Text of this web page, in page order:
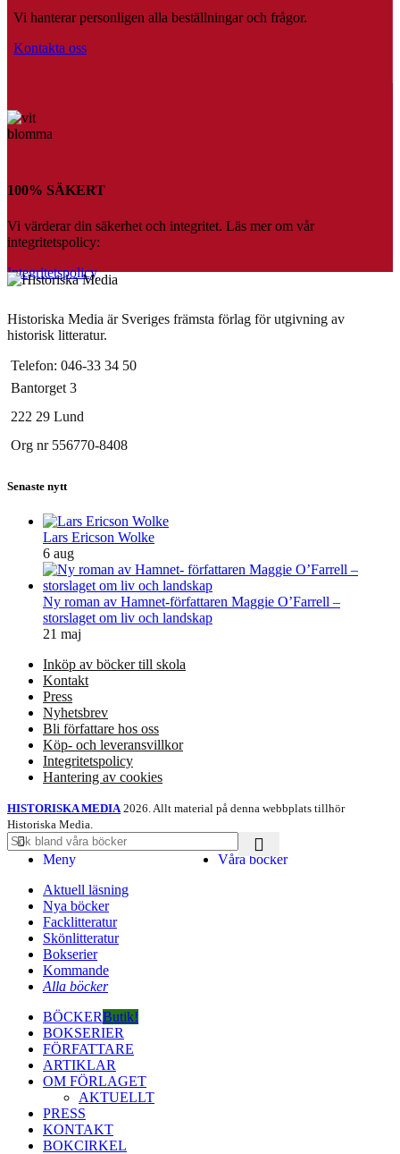
Vi hanterar personligen alla beställningar och frågor.
Kontakta oss
100% SÄKERT
Vi värderar din säkerhet och integritet. Läs mer om vår
integritetspolicy:
Integritetspolicy
Historiska Media är Sveriges främsta förlag för utgivning av
historisk litteratur.
Telefon: 046-33 34 50
Bantorget 3
222 29 Lund
Org nr 556770-8408
Senaste nytt
Lars Ericson Wolke
6 aug
Ny roman av Hamnet-författaren Maggie O’Farrell –
storslaget om liv och landskap
21 maj
Inköp av böcker till skola
Kontakt
Press
Nyhetsbrev
Bli författare hos oss
Köp- och leveransvillkor
Integritetspolicy
Hantering av cookies
HISTORISKA MEDIA 2026. Allt material på denna webbplats tillhör
Historiska Media.
Meny
Våra böcker
Aktuell läsning
Nya böcker
Facklitteratur
Skönlitteratur
Bokserier
Kommande
Alla böcker
BÖCKERButik!
BOKSERIER
FÖRFATTARE
ARTIKLAR
OM FÖRLAGET
AKTUELLT
PRESS
KONTAKT
BOKCIRKEL